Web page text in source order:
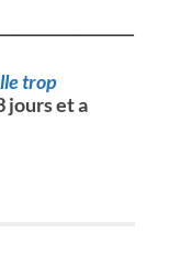
trop
jours et a